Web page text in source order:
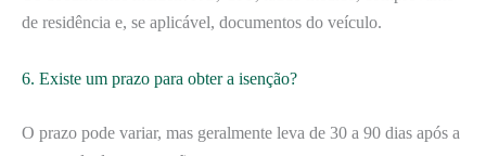
de residência e, se aplicável, documentos do veículo.
6. Existe um prazo para obter a isenção?
O prazo pode variar, mas geralmente leva de 30 a 90 dias após a